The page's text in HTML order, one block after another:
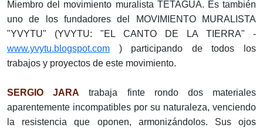
Miembro del movimiento muralista TETAGUA. Es también
uno de los fundadores del MOVIMIENTO MURALISTA
"YVYTU" (YVYTU: "EL CANTO DE LA TIERRA" -
www.yvytu.blogspot.com ) participando de todos los
trabajos y proyectos de este movimiento.
SERGIO JARA trabaja finte rondo dos materiales
aparentemente incompatibles por su naturaleza, venciendo
la resistencia que oponen, armonizándolos. Sus ojos